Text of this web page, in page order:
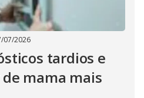
07/2026
tardios e
mama mais